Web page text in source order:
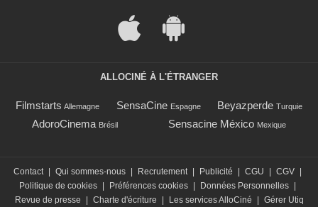
ALLOCINÉ À L'ÉTRANGER
Filmstarts Allemagne SensaCine Espagne Beyazperde Turquie
AdoroCinema Brésil Sensacine México Mexique
Contact Qui sommes-nous Recrutement Publicité CGU CGV
Politique de cookies
Préférences cookies Données Personnelles
Revue de presse
Charte d'écriture Les services AlloCiné Gérer Utiq